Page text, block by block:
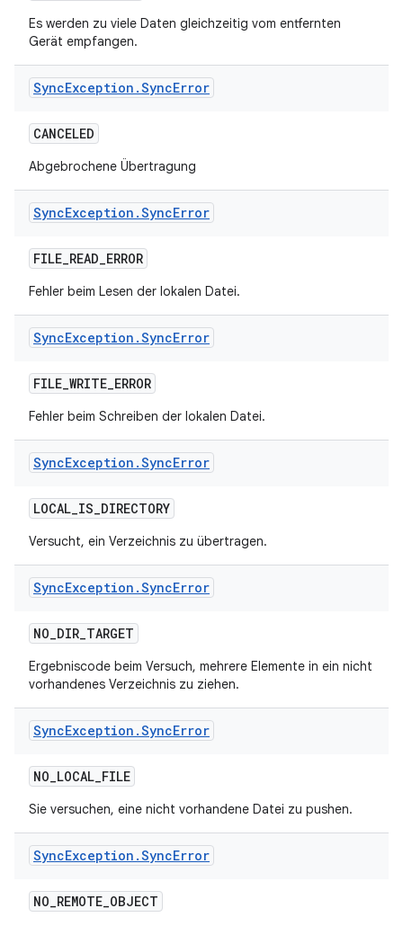
Es werden zu viele Daten gleichzeitig vom entfernten
Gerät empfangen.
SyncException .SyncError
CANCELED
Abgebrochene Übertragung
SyncException .SyncError
FILE_READ_ERROR
Fehler beim Lesen der lokalen Datei.
SyncException .SyncError
FILE_WRITE_ERROR
Fehler beim Schreiben der lokalen Datei.
SyncException .SyncError
LOCAL_IS_DIRECTORY
Versucht, ein Verzeichnis zu übertragen.
SyncException .SyncError
NO_DIR_TARGET
Ergebniscode beim Versuch, mehrere Elemente in ein nicht
vorhandenes Verzeichnis zu ziehen.
SyncException .SyncError
NO_LOCAL_FILE
Sie versuchen, eine nicht vorhandene Datei zu pushen.
SyncException .SyncError
NO_REMOTE_OBJECT